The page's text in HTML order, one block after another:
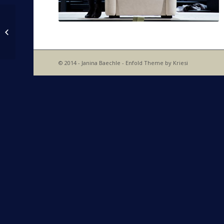
© 2014 - Janina Baechle - Enfold Theme by Kriesi
Anton Bruckner –